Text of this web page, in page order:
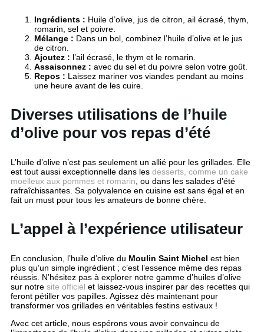
Ingrédients : Huile d’olive, jus de citron, ail écrasé, thym,
romarin, sel et poivre.
Mélange : Dans un bol, combinez l’huile d’olive et le jus
de citron.
Ajoutez : l’ail écrasé, le thym et le romarin.
Assaisonnez : avec du sel et du poivre selon votre goût.
Repos : Laissez mariner vos viandes pendant au moins
une heure avant de les cuire.
Diverses utilisations de l’huile
d’olive pour vos repas d’été
L’huile d’olive n’est pas seulement un allié pour les grillades. Elle
est tout aussi exceptionnelle dans les desserts, comme un cake
moelleux aux pommes et romarin, ou dans les salades d’été
rafraîchissantes. Sa polyvalence en cuisine est sans égal et en
fait un must pour tous les amateurs de bonne chère.
L’appel à l’expérience utilisateur
En conclusion, l’huile d’olive du Moulin Saint Michel est bien
plus qu’un simple ingrédient ; c’est l’essence même des repas
réussis. N’hésitez pas à explorer notre gamme d’huiles d’olive
sur notre site officiel et laissez-vous inspirer par des recettes qui
feront pétiller vos papilles. Agissez dès maintenant pour
transformer vos grillades en véritables festins estivaux !
Avec cet article, nous espérons vous avoir convaincu de